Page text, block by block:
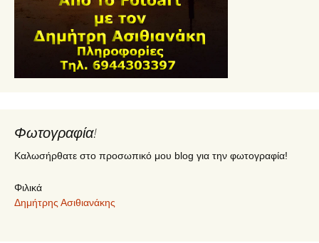
Φωτογραφία!
Καλωσήρθατε στο προσωπικό μου blog για την φωτογραφία!
Φιλικά
Δημήτρης Ασιθιανάκης